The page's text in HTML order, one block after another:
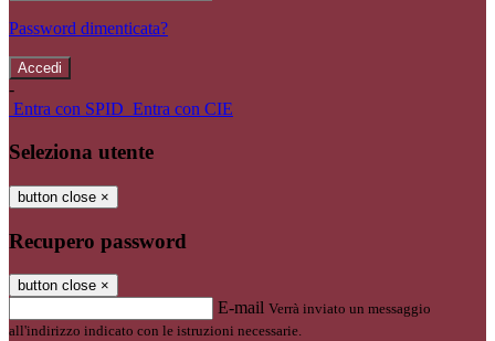
Password dimenticata?
-
Entra con SPID Entra con CIE
Seleziona utente
button close ×
Recupero password
button close ×
E-mail Verrà inviato un messaggio
all'indirizzo indicato con le istruzioni necessarie.